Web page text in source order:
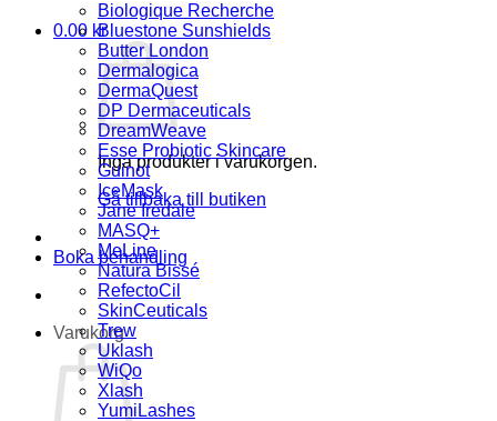
0.00 kr
Inga produkter i varukorgen.
Gå tillbaka till butiken
Boka behandling
Varukorg
Biologique Recherche
Bluestone Sunshields
Butter London
Dermalogica
DermaQuest
DP Dermaceuticals
DreamWeave
Esse Probiotic Skincare
Guinot
IceMask
Jane Iredale
MASQ+
MeLine
Natura Bissé
RefectoCil
SkinCeuticals
Trew
Uklash
WiQo
Xlash
YumiLashes